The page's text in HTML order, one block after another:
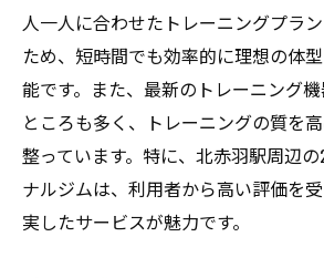
人一人に合わせたトレーニングプラ
ため、短時間でも効率的に理想の体
能です。また、最新のトレーニング
ところも多く、トレーニングの質を
整っています。特に、北赤羽駅周辺
ナルジムは、利用者から高い評価を
実したサービスが魅力です。